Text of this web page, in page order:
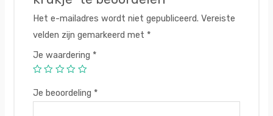
Het e-mailadres wordt niet gepubliceerd. Vereiste
velden zijn gemarkeerd met *
Je waardering *
Je beoordeling *